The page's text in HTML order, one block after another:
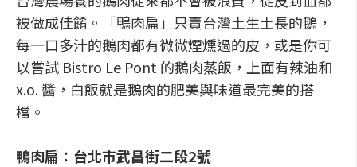
被做成佳餚。「鴨肉扁」只賣台灣土生土長的鵝，
每一口多汁的鵝肉都有微微煙燻過的皮，或是你可
以嘗試 Bistro Le Pont 的鵝肉蒸飯，上面有辣油和
x.o. 醬，白飯就是鵝肉的肥美與味道最完美的搭
檔。
鴨肉扁：台北市武昌街二段2號